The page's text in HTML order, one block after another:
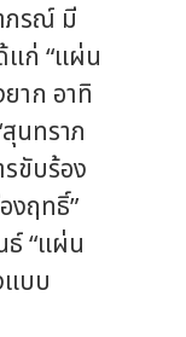
ภรณ์ มี
แก่ “แผ่น
าก อาทิ
นทราภ
ขับร้อง
งฤทธิ์”
ธ์ “แผ่น
แบบ